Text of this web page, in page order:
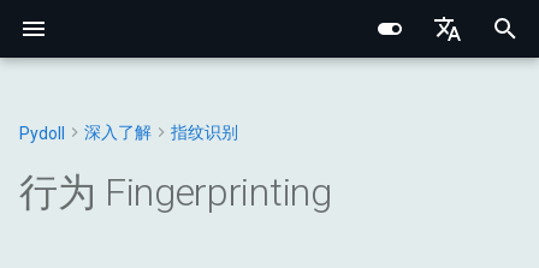
n
Pydoll 深入了解 指纹识别
行为 Fingerprinting